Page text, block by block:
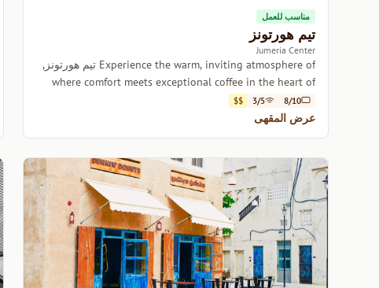
مناسب للعمل
تيم هورتونز
Jumeria Center
Experience the warm, inviting atmosphere of تيم هورتونز,
where comfort meets exceptional coffee in the heart of
Dubai.
8/10
3/5
$$
عرض المقهى